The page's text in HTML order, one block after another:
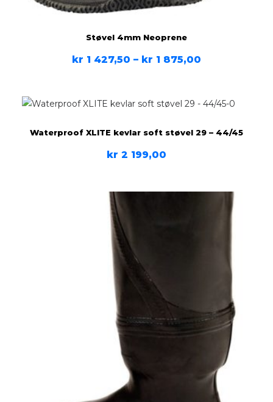
Støvel 4mm Neoprene
kr 1 427,50 – kr 1 875,00
Waterproof XLITE kevlar soft støvel 29 – 44/45
kr 2 199,00